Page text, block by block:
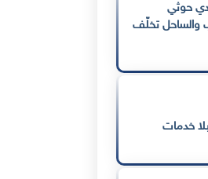
حوثي
والساحل تخلّف
خدمات